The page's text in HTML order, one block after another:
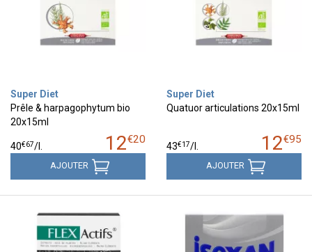
Super Diet
Prêle & harpagophytum bio
20x15ml
12€20
40€67/l.
AJOUTER
Super Diet
Quatuor articulations 20x15ml
12€95
43€17/l.
AJOUTER